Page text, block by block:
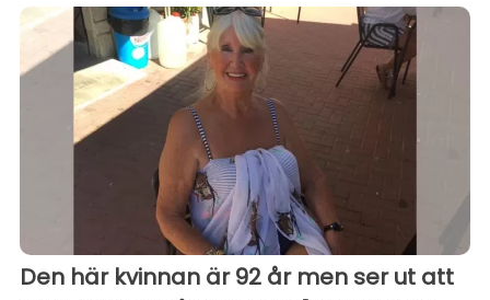
Den här kvinnan är 92 år men ser ut att